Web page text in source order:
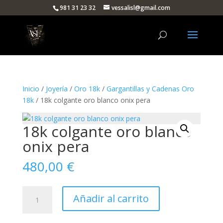
981 31 23 32 vessalisl@gmail.com
Inicio / Joyería / Oro 18k/ Gargantillas y Cadenas Oro
18k/ 18k colgante oro blanco onix pera
18k colgante oro blanco
onix pera
480,00 €
colgante
Añadir al carrito